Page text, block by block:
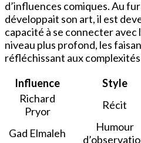
d’influences comiques. Au
développait son art, il est
capacité à se connecter avec
niveau plus profond, les
réfléchissant aux complexités
Influence
Style
Richard
Pryor
Récit
Gad Elmaleh
Humour